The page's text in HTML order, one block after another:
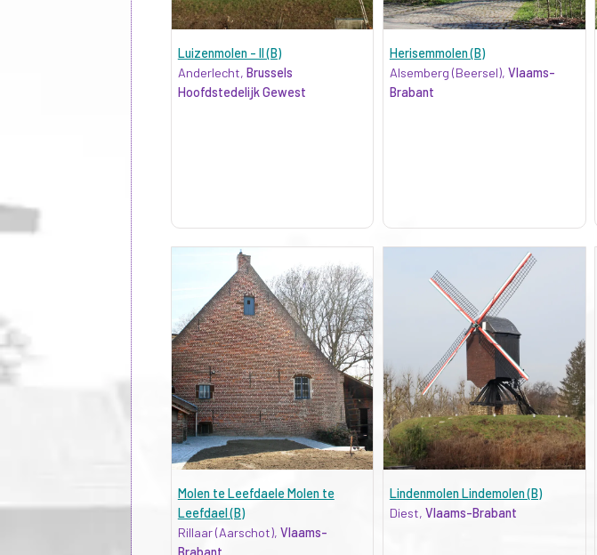
Luizenmolen - II (B)
Anderlecht, Brussels
Hoofdstedelijk Gewest
Herisemmolen (B)
Alsemberg (Beersel), Vlaams-
Brabant
Molen te Leefdaele Molen te
Leefdael (B)
Rillaar (Aarschot), Vlaams-
Brabant
Lindenmolen Lindemolen (B)
Diest, Vlaams-Brabant